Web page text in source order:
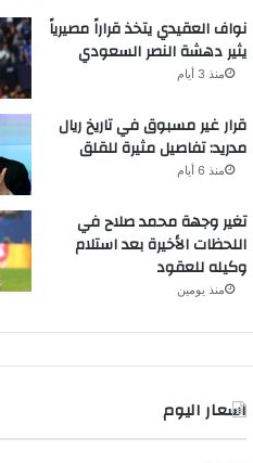
نواف العقيدي يتخذ قراراً مصيرياً
يثير دهشة النصر السعودي
منذ 3 أيام
قرار غير مسبوق في تاريخ ريال
مدريد: تفاصيل مثيرة للقلق
منذ 6 أيام
تغير وجهة محمد صلاح في
اللحظات الأخيرة بعد استلام
وكيله للعقود
منذ يومين
اسعار اليوم